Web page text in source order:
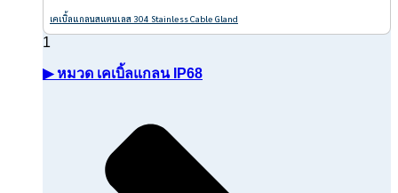
เคเบิ้ลแกลนสแตนเลส 304 Stainless Cable Gland
▶ หมวด เคเบิ้ลแกลน IP68